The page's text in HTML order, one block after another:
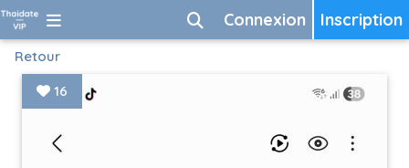
Inscription
Connexion
Retour
16